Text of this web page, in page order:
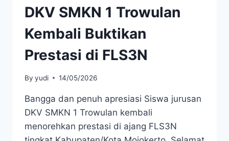
DKV SMKN 1 Trowulan
Kembali Buktikan
Prestasi di FLS3N
By yudi 14/05/2026
Bangga dan penuh apresiasi Siswa jurusan
DKV SMKN 1 Trowulan kembali
menorehkan prestasi di ajang FLS3N